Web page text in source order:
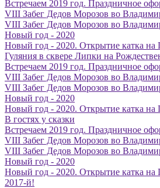
Встречаем 2019 год. Праздничное
VIII Забег Дедов Морозов во
VIII Забег Дедов Морозов во
Новый год - 2020
Новый год - 2020. Открытие катка на
Гуляния в сквере Липки на
Встречаем 2019 год. Праздничное
VIII Забег Дедов Морозов во
VIII Забег Дедов Морозов во
Новый год - 2020
Новый год - 2020. Открытие катка на
В гостях у сказки
Встречаем 2019 год. Праздничное
VIII Забег Дедов Морозов во
VIII Забег Дедов Морозов во
Новый год - 2020
Новый год - 2020. Открытие катка на
2017-й!